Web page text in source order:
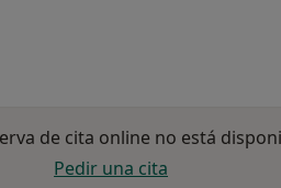
de cita online no está
Pedir una cita